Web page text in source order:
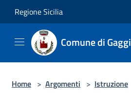
Regione Sicilia
Comune di Gaggi
Home > Argomenti > Istruzione